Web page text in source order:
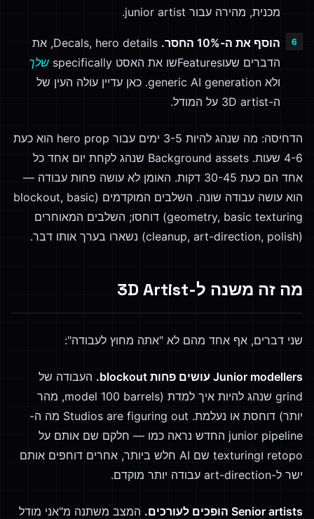
מכנית, מהירה עבור junior artist.
הוסף את ה-10% החסר.
Decals, hero details, את
הדברים שעוFeaturesשו את האסט specifically
שלך
ולא generic AI generation. כאן עדיין עולה העין של
ה-3D artist על המודל.
הדחיסה: מה שנהג להיות 3-5 ימים עבור hero prop הוא כעת
4-6 שעות. Background assets שנהג לקחת יום אחד כל
אחד הם כעת 30-45 דקות. האומן לא עושה פחות עבודה —
הוא עושה עבודה שונה. השלבים המוקדמים (blockout, basic
geometry, basic texturing) דוחסו; השלבים המאוחרים
(cleanup, art-direction, polish) נשארו בערך אותו דבר.
מה זה משנה ל-3D Artist
שני דברים, אף אחד מהם לא "אתה מחוץ לעבודה":
Junior modellers עושים פחות blockout.
העבודה של
grind שנהג להיות איך למדת (model 100 barrels, מהר
יותר) דוחסת או נעלמת. Studios are figuring out מה ה-
junior pipeline החדש נראה כמו — חלקם שם אותם על
retopo וtexturing שם AI חלש ביותר, אחרים דוחפים אותם
ישר ל-art-direction עבודה יותר מוקדם.
Senior artists הופכים לעורכים.
המצב משתנה מ"אני מודל